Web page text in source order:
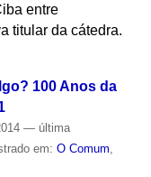
entre
titular da cátedra.
100 Anos da
— última
em: O Comum